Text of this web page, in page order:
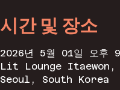
시간 및 장소
2026년 5월 01일 오
Lit Lounge
Seoul, South Korea